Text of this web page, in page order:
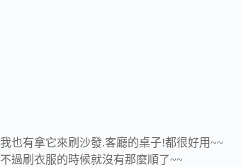
我也有拿它來刷沙發.客廳的桌子!都很好用~~
不過刷衣服的時候就沒有那麼順了~~